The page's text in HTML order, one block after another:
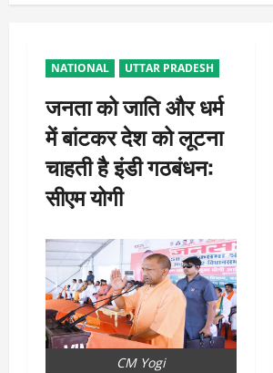
NATIONAL UTTAR PRADESH
जनता को जाति और धर्म
में बांटकर देश को लूटना
चाहती है इंडी गठबंधन:
सीएम योगी
CM Yogi